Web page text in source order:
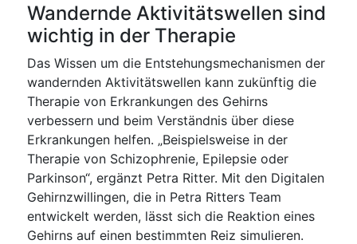
Wandernde Aktivitätswellen sind
wichtig in der Therapie
Das Wissen um die Entstehungsmechanismen der
wandernden Aktivitätswellen kann zukünftig die
Therapie von Erkrankungen des Gehirns
verbessern und beim Verständnis über diese
Erkrankungen helfen. „Beispielsweise in der
Therapie von Schizophrenie, Epilepsie oder
Parkinson“, ergänzt Petra Ritter. Mit den Digitalen
Gehirnzwillingen, die in Petra Ritters Team
entwickelt werden, lässt sich die Reaktion eines
Gehirns auf einen bestimmten Reiz simulieren.